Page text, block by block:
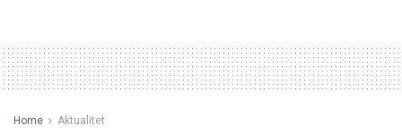
Home Aktualitet